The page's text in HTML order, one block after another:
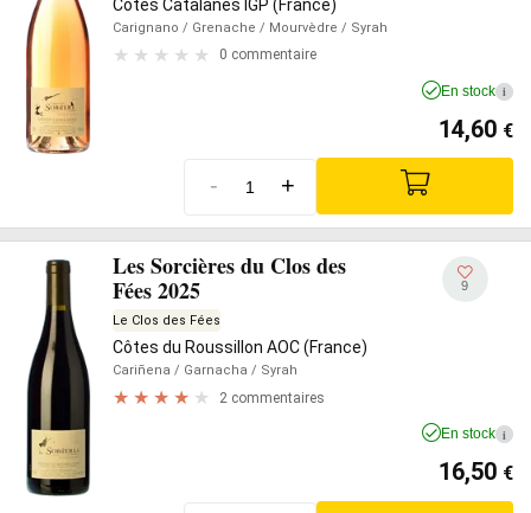
Côtes Catalanes IGP (France)
Carignano / Grenache / Mourvèdre / Syrah
0 commentaire
En stock i
14,60 €
- +
Les Sorcières du Clos des
Fées 2025
Le Clos des Fées
Côtes du Roussillon AOC (France)
Cariñena / Garnacha / Syrah
2 commentaires
9
En stock i
16,50 €